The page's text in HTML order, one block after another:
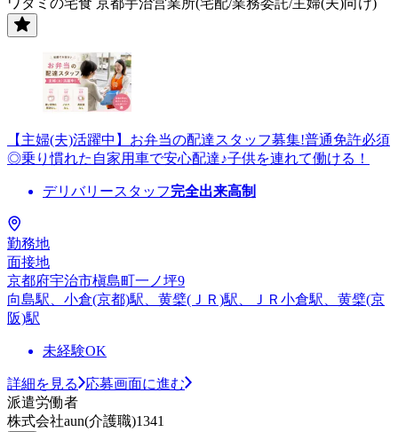
【主婦(夫)活躍中】お弁当の配達スタッフ募集!普通免許必須
◎乗り慣れた自家用車で安心配達♪子供を連れて働ける！
デリバリースタッフ完全出来高制
勤務地
面接地
京都府宇治市槇島町一ノ坪9
向島駅、小倉(京都)駅、黄檗(ＪＲ)駅、ＪＲ小倉駅、黄檗(京
阪)駅
未経験OK
詳細を見る
応募画面に進む
派遣労働者
株式会社aun(介護職)1341